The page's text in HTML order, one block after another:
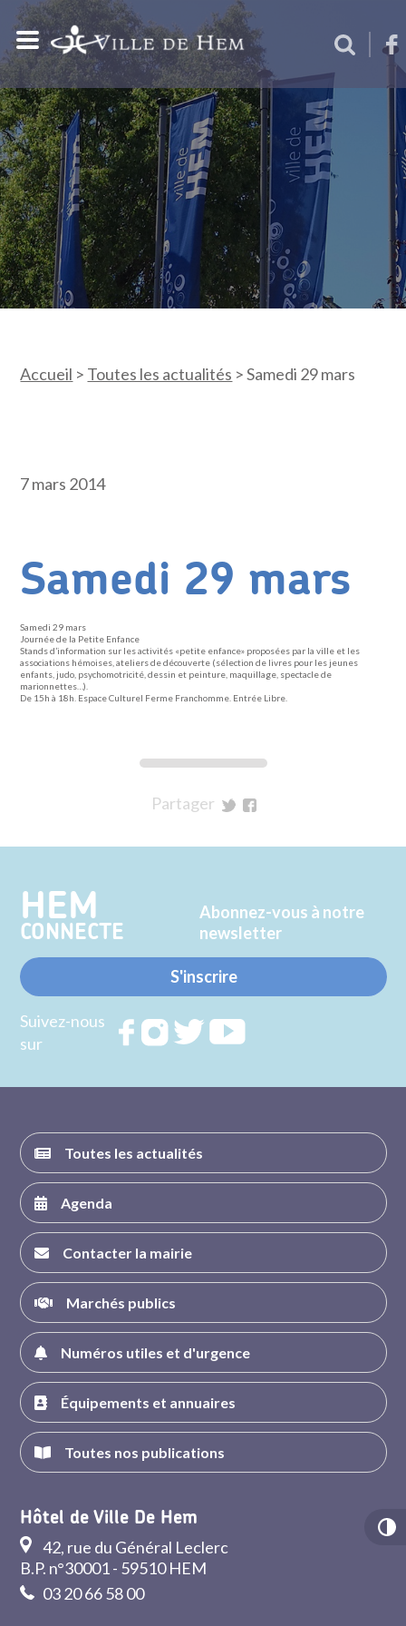
Accueil > Toutes les actualités >Samedi 29 mars
7 mars 2014
Samedi 29 mars
Samedi 29 mars
Journée de la Petite Enfance
Stands d’information sur les activités «petite enfance» proposées par la ville et les
associations hémoises, ateliers de découverte (sélection de livres pour les jeunes
enfants, judo, psychomotricité, dessin et peinture, maquillage, spectacle de
marionnettes…).
De 15h à 18h. Espace Culturel Ferme Franchomme. Entrée Libre.
Partager
Twitter
Facebook
HEM
CONNECTE
Abonnez-vous à notre
newsletter
S'inscrire
Suivez-nous
sur
RejoignezRejoignezRejoignez
Toutes les actualités
Agenda
Contacter la mairie
Marchés publics
Numéros utiles et d'urgence
Équipements et annuaires
Toutes nos publications
Hôtel de Ville De Hem
42, rue du Général Leclerc
B.P. n°30001 - 59510 HEM
03 20 66 58 00